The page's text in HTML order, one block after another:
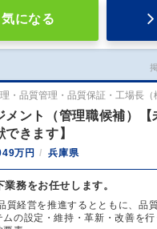
気になる
・品質管理・品質保証・工場長（
メント（管理職候補）【
きます】
万円 兵庫県
業務をお任せします。
質経営を推進するとともに、品
ムの設定・維持・革新・改善を